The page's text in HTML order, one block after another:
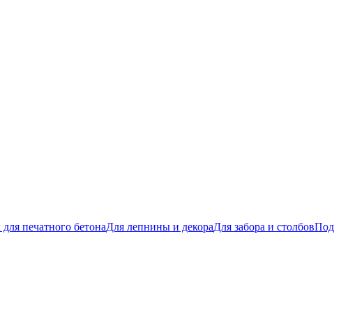
печатного бетонаДля лепнины и декораДля забора и столбовПод